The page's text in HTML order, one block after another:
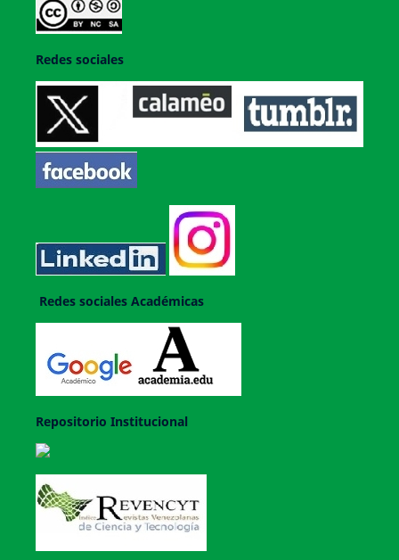
Redes sociales
Redes sociales Académicas
Repositorio Institucional